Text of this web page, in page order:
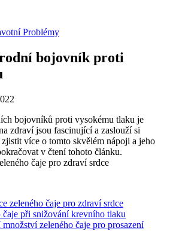
Problémy
bojovník proti
bojovníků proti vysokému tlaku je
zdraví jsou fascinující a zaslouží si
více o tomto skvělém nápoji a jeho
v čtení tohoto článku.
zeleného čaje pro zdraví srdce
čaje při snižování krevního tlaku
zeleného čaje pro prosazení